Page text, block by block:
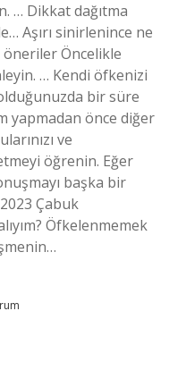
… Dikkat dağıtma
Aşırı sinirlenince ne
öneriler Öncelikle
… Kendi öfkenizi
bir süre
yapmadan önce diğer
ve
öğrenin. Eğer
başka bir
Çabuk
Öfkelenmemek